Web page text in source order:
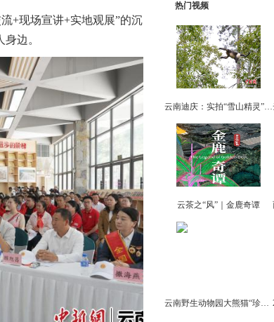
+现场宣讲+实地观展”的沉
边。
热门视频
云南迪庆：实拍“雪山精灵” 滇金丝猴觅食
云茶之“风”｜金鹿奇谭
云南野生动物园大熊猫“珍多”迎来十岁生日